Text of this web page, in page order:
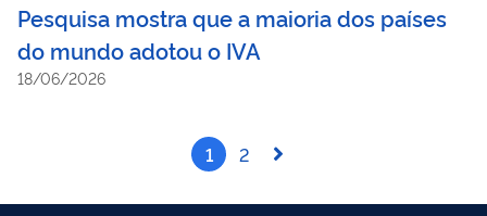
Pesquisa mostra que a maioria dos países
do mundo adotou o IVA
18/06/2026
1 2